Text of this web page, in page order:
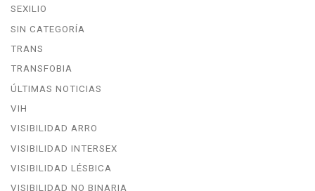
SEXILIO
SIN CATEGORÍA
TRANS
TRANSFOBIA
ÚLTIMAS NOTICIAS
VIH
VISIBILIDAD ARRO
VISIBILIDAD INTERSEX
VISIBILIDAD LÉSBICA
VISIBILIDAD NO BINARIA